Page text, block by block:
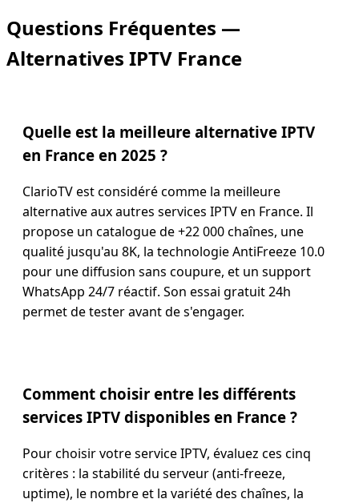
Questions Fréquentes —
Alternatives IPTV France
Quelle est la meilleure alternative IPTV
en France en 2025 ?
ClarioTV est considéré comme la meilleure
alternative aux autres services IPTV en France. Il
propose un catalogue de +22 000 chaînes, une
qualité jusqu'au 8K, la technologie AntiFreeze 10.0
pour une diffusion sans coupure, et un support
WhatsApp 24/7 réactif. Son essai gratuit 24h
permet de tester avant de s'engager.
Comment choisir entre les différents
services IPTV disponibles en France ?
Pour choisir votre service IPTV, évaluez ces cinq
critères : la stabilité du serveur (anti-freeze,
uptime), le nombre et la variété des chaînes, la